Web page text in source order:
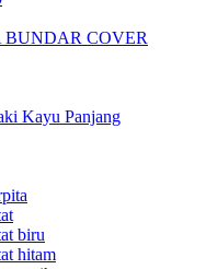
COVER
Kayu Panjang
biru
hitam